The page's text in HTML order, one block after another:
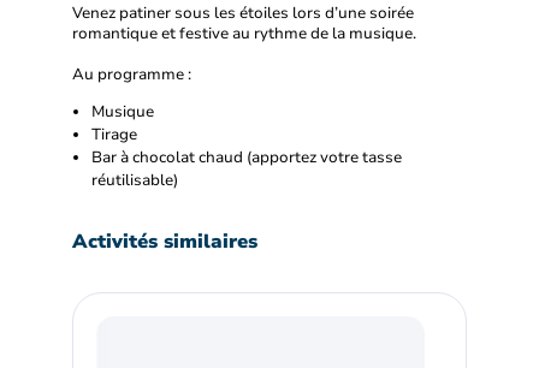
Venez patiner sous les étoiles lors d’une soirée
romantique et festive au rythme de la musique.
Au programme :
Musique
Tirage
Bar à chocolat chaud (apportez votre tasse
réutilisable)
Activités similaires